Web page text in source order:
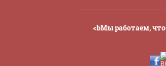
<bМы работаем,